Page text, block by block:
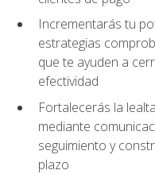
Incrementarás tu
estrategias
que te ayuden a
efectividad
Fortalecerás la
mediante
seguimiento y
plazo